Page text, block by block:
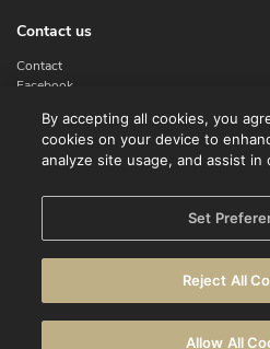
Contact us
Contact
Facebook
Linkedin
Terms of use
Privacy policy
Cookie Policy
By accepting all cookies, you
cookies on your device to
analyze site usage, and assist
Set
Reject All
Allow All